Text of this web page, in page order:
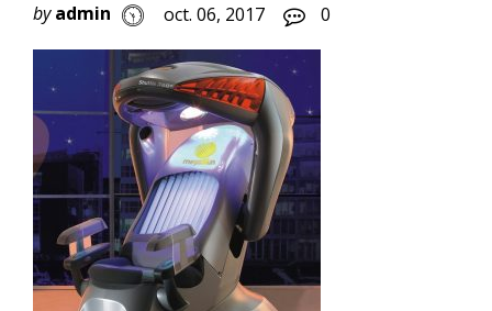
by admin oct. 06, 2017 0